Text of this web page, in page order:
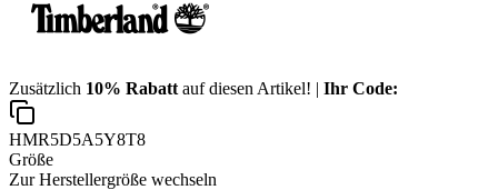
Zusätzlich 10% Rabatt auf diesen Artikel! | Ihr Code:
HMR5D5A5Y8T8
Größe
Zur Herstellergröße wechseln